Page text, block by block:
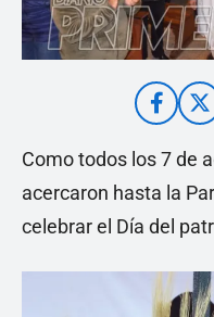
Como todos los 7 de
acercaron hasta la
celebrar el Día del